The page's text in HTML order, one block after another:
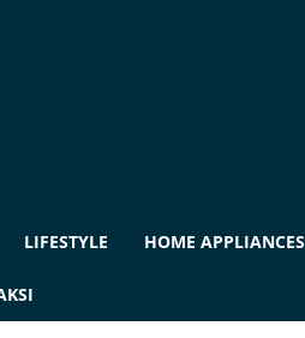
LIFESTYLE HOME APPLIANCES